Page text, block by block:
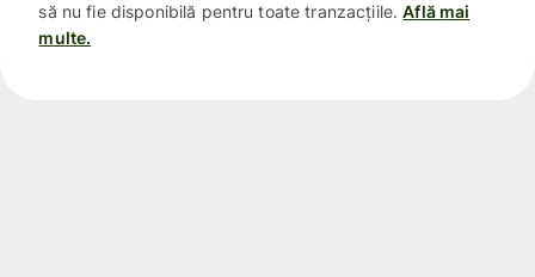
să nu fie disponibilă pentru toate tranzacțiile. Află mai
multe.